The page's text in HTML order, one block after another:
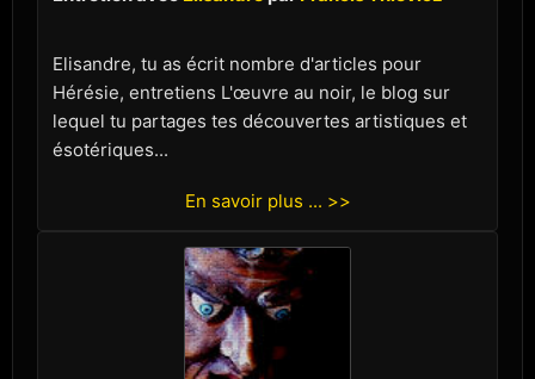
Elisandre, tu as écrit nombre d'articles pour
Hérésie, entretiens L'œuvre au noir, le blog sur
lequel tu partages tes découvertes artistiques et
ésotériques...
En savoir plus ... >>